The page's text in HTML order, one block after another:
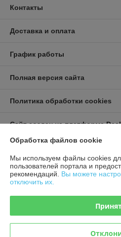
Контакты
Доставка и оплата
График работы
Полная версия сайта
Политика обработки cookies
Сайт создан на платформе
Информация для покупателя
Юридическое лицо: ИП Урбанович
231280, Гродненская область, г. Лида,
Регистрационный орган: Лидский
Обработка файлов cookie
Мы используем файлы cookies
пользователей портала и
рекомендаций. Вы можете
отключить их.